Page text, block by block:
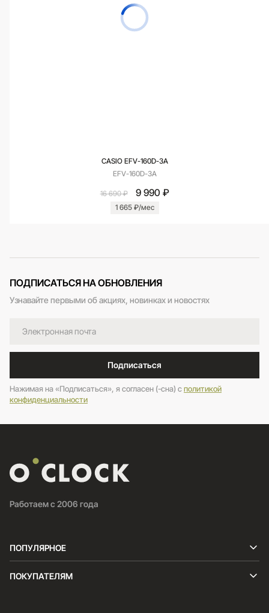
CASIO EFV-160D-3A
EFV-160D-3A
16 690 ₽ 9 990 ₽
1 665 ₽/мес
ПОДПИСАТЬСЯ НА ОБНОВЛЕНИЯ
Узнавайте первыми об акциях, новинках и новостях
Подписаться
Нажимая на «Подписаться», я согласен (-сна) cполитикой
конфиденциальности
Работаем с 2006 года
ПОПУЛЯРНОЕ
ПОКУПАТЕЛЯМ